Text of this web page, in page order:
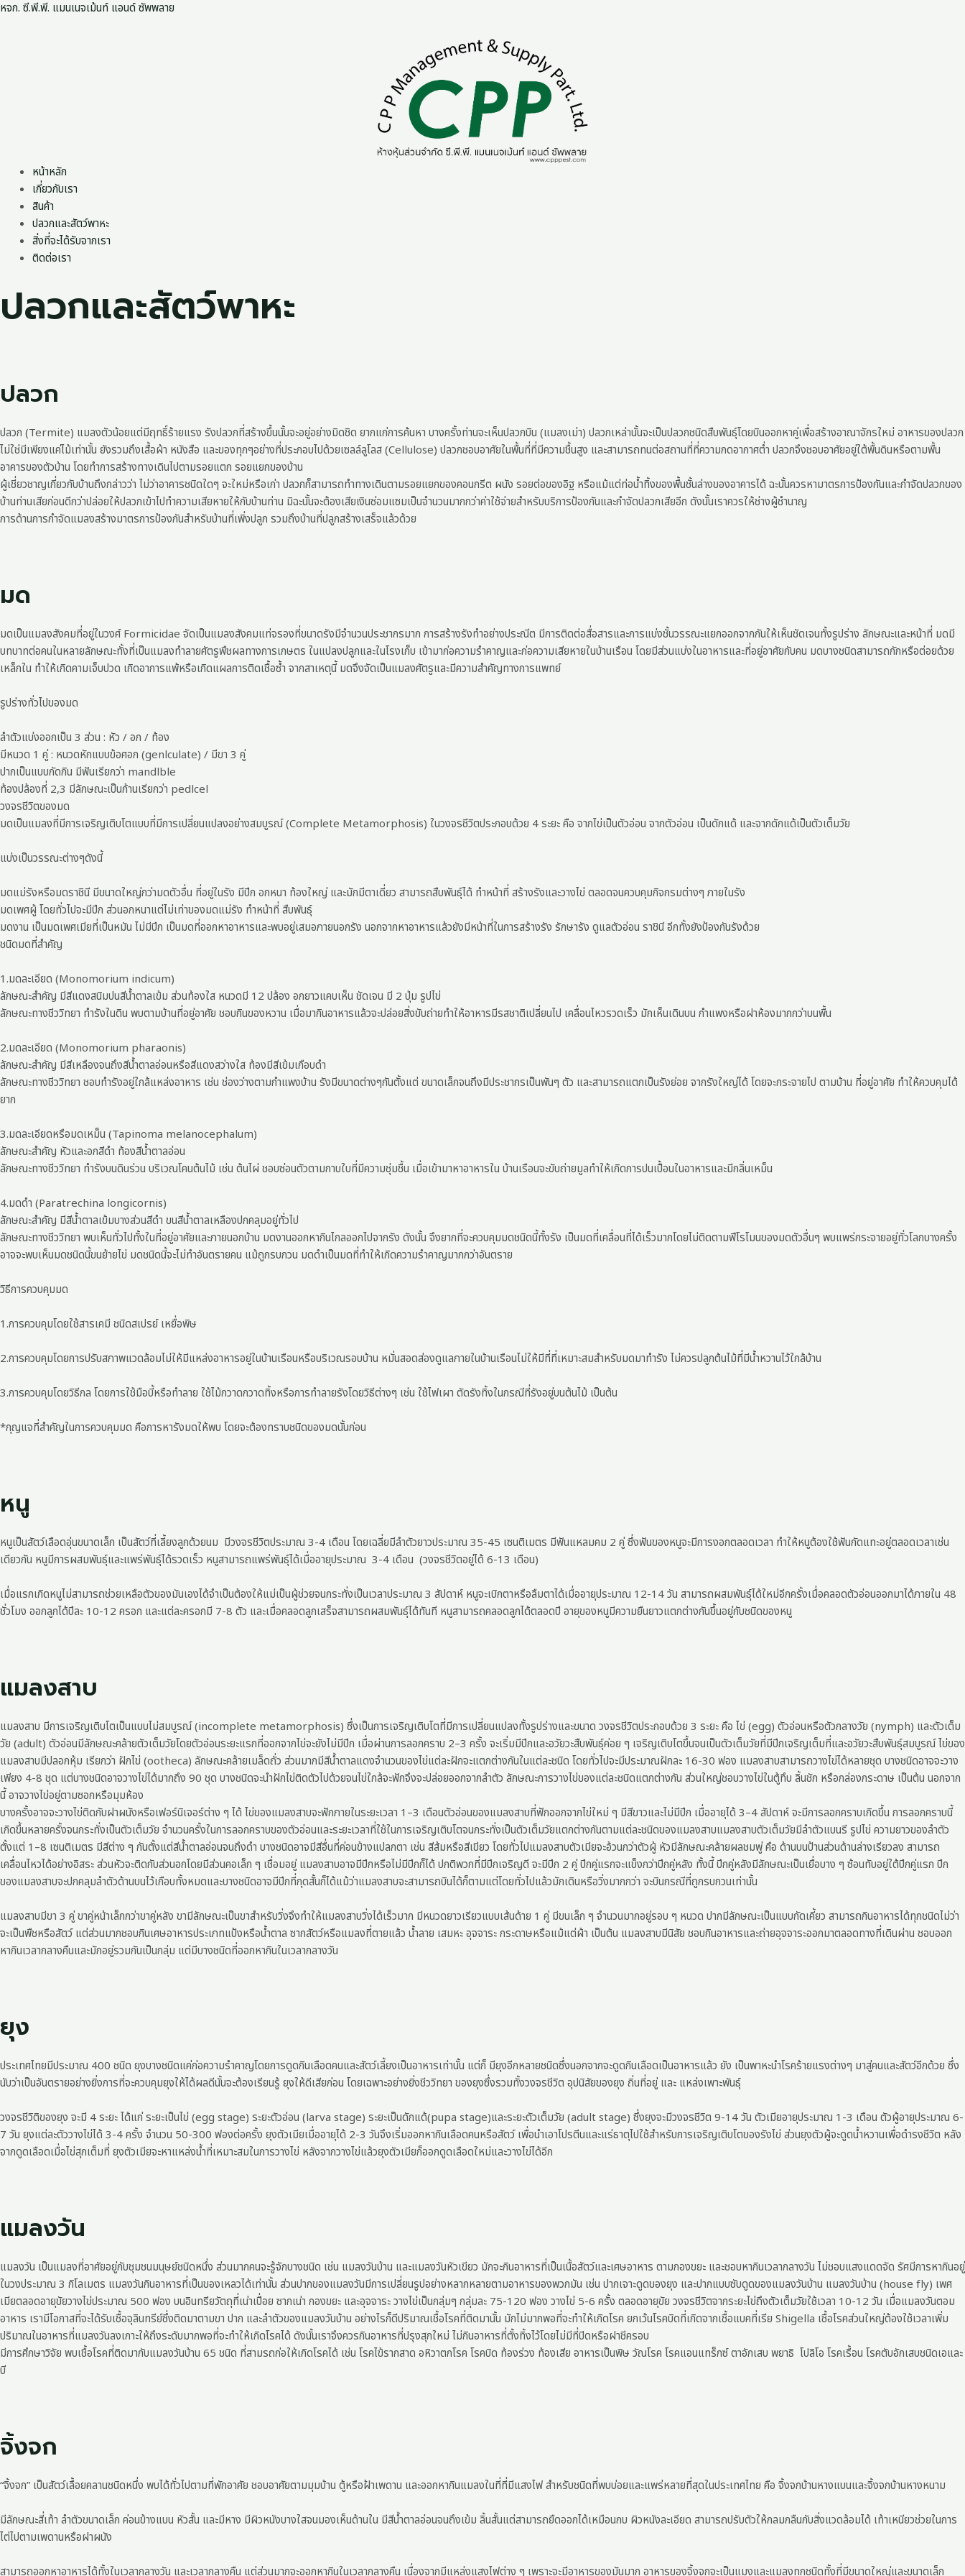
Skip
หจก. ซี.พี.พี. แมนเนจเม้นท์ แอนด์ ซัพพลาย
หน้าหลัก
เกี่ยวกับเรา
สินค้า
ปลวกและสัตว์พาหะ
สิ่งที่จะได้รับจากเรา
ติดต่อเรา
ปลวกและสัตว์พาหะ
ปลวก
ปลวก (Termite) แมลงตัวน้อยแต่มีฤทธิ์ร้ายแรง รังปลวกที่สร้างขึ้นนั้นจะอยู่อย่างมิดชิด ยากแก่การค้นหา บางครั้งท่านจะเห็นปลวกบิน (แมลงเม่า) ปลวกเหล่านั้นจะเป็นปลวกชนิดสืบพันธุ์โดยบินออกหาคู่เพื่อสร้างอาณาจักรใหม่ อาหารของปลวก
ไม่ใช่มีเพียงแค่ไม้เท่านั้น ยังรวมถึงเสื้อผ้า หนังสือ และของทุกๆอย่างที่ประกอบไปด้วยเซลล์ลูโลส (Cellulose) ปลวกชอบอาศัยในพื้นที่ที่มีความชื้นสูง และสามารถทนต่อสถานที่ที่ความกดอากาศต่ำ ปลวกจึงชอบอาศัยอยู่ใต้พื้นดินหรือตามพื้น
อาคารของตัวบ้าน โดยทำการสร้างทางเดินไปตามรอยแตก รอยแยกของบ้าน
ผู้เชี่ยวชาญเกี่ยวกับบ้านถึงกล่าวว่า ไม่ว่าอาคารชนิดใดๆ จะใหม่หรือเก่า ปลวกก็สามารถทำทางเดินตามรอยแยกของคอนกรีต ผนัง รอยต่อของอิฐ หรือแม้แต่ท่อน้ำทิ้งของพื้นชั้นล่างของอาคารได้ ฉะนั้นควรหามาตรการป้องกันและกำจัดปลวกของ
บ้านท่านเสียก่อนดีกว่าปล่อยให้ปลวกเข้าไปทำความเสียหายให้กับบ้านท่าน มิฉะนั้นจะต้องเสียเงินซ่อมแซมเป็นจำนวนมากกว่าค่าใช้จ่ายสำหรับบริการป้องกันและกำจัดปลวกเสียอีก ดังนั้นเราควรให้ช่างผู้ชำนาญ
การด้านการกำจัดแมลงสร้างมาตรการป้องกันสำหรับบ้านที่เพิ่งปลูก รวมถึงบ้านที่ปลูกสร้างเสร็จแล้วด้วย
มด
มดเป็นแมลงสังคมที่อยู่ในวงศ์ Formicidae จัดเป็นแมลงสังคมแท่จรองที่ขนาดรังมีจำนวนประชากรมาก การสร้างรังทำอย่างประณีต มีการติดต่อสื่อสารและการแบ่งชั้นวรรณะแยกออกจากกันให้เห็นชัดเจนทั้งรูปร่าง ลักษณะและหน้าที่ มดมี
บทบาทต่อคนในหลายลักษณะทั้งที่เป็นแมลงทำลายศัตรูพืชผลทางการเกษตร ในแปลงปลูกและในโรงเก็บ เข้ามาก่อความรำคาญและก่อความเสียหายในบ้านเรือน โดยมีส่วนแบ่งในอาหารและที่อยู่อาศัยกับคน มดบางชนิดสามารถกักหรือต่อยด้วย
เหล็กใน ทำให้เกิดคามเจ็บปวด เกิดอาการแพ้หรือเกิดแผลการติดเชื้อซ้ำ จากสาเหตุนี้ มดจึงจัดเป็นแมลงศัตรูและมีความสำคัญทางการแพทย์
รูปร่างทั่วไปของมด
ลำตัวแบ่งออกเป็น 3 ส่วน : หัว / อก / ท้อง
มีหนวด 1 คู่ : หนวดหักแบบข้อศอก (genlculate) / มีขา 3 คู่
ปากเป็นแบบกัดกิน มีฟันเรียกว่า mandlble
ท้องปล้องที่ 2,3 มีลักษณะเป็นก้านเรียกว่า pedlcel
วงจรชีวิตของมด
มดเป็นแมลงที่มีการเจริญเติบโตแบบที่มีการเปลี่ยนแปลงอย่างสมบูรณ์ (Complete Metamorphosis) ในวงจรชีวิตประกอบด้วย 4 ระยะ คือ จากไข่เป็นตัวอ่อน จากตัวอ่อน เป็นดักแด้ และจากดักแด้เป็นตัวเต็มวัย
แบ่งเป็นวรรณะต่างๆดังนี้
มดแม่รังหรือมดราชินี มีขนาดใหญ่กว่ามดตัวอื่น ที่อยู่ในรัง มีปีก อกหนา ท้องใหญ่ และมักมีตาเดี่ยว สามารถสืบพันธุ์ได้ ทำหน้าที่ สร้างรังและวางไข่ ตลอดจนควบคุมกิจกรมต่างๆ ภายในรัง
มดเพศผู้ โดยทั่วไปจะมีปีก ส่วนอกหนาแต่ไม่เท่าของมดแม่รัง ทำหน้าที่ สืบพันธุ์
มดงาน เป็นมดเพศเมียที่เป็นหมัน ไม่มีปีก เป็นมดที่ออกหาอาหารและพบอยู่เสมอภายนอกรัง นอกจากหาอาหารแล้วยังมีหน้าที่ในการสร้างรัง รักษารัง ดูแลตัวอ่อน ราชินี อีกทั้งยังป้องกันรังด้วย
ชนิดมดที่สำคัญ
1.มดละเอียด (Monomorium indicum)
ลักษณะสำคัญ มีสีแดงสนิมปนสีน้ำตาลเข้ม ส่วนท้องใส หนวดมี 12 ปล้อง อกยาวแคบเห็น ชัดเจน มี 2 ปุ่ม รูปไข่
ลักษณะทางชีววิทยา ทำรังในดิน พบตามบ้านที่อยู่อาศัย ชอบกินของหวาน เมื่อมากินอาหารแล้วจะปล่อยสิ่งขับถ่ายทำให้อาหารมีรสชาติเปลี่ยนไป เคลื่อนไหวรวดเร็ว มักเห็นเดินบน กำแพงหรือฝาห้องมากกว่าบนพื้น
2.มดละเอียด (Monomorium pharaonis)
ลักษณะสำคัญ มีสีเหลืองจนถึงสีน้ำตาลอ่อนหรือสีแดงสว่างใส ท้องมีสีเข้มเกือบดำ
ลักษณะทางชีววิทยา ชอบทำรังอยู่ใกล้แหล่งอาหาร เช่น ช่องว่างตามกำแพงบ้าน รังมีขนาดต่างๆกันตั้งแต่ ขนาดเล็กจนถึงมีประชากรเป็นพันๆ ตัว และสามารถแตกเป็นรังย่อย จากรังใหญ่ได้ โดยจะกระจายไป ตามบ้าน ที่อยู่อาศัย ทำให้ควบคุมได้
ยาก
3.มดละเอียดหรือมดเหม็น (Tapinoma melanocephalum)
ลักษณะสำคัญ หัวและอกสีดำ ท้องสีน้ำตาลอ่อน
ลักษณะทางชีววิทยา ทำรังบนดินร่วน บริเวณโคนต้นไม้ เช่น ต้นไผ่ ชอบซ่อนตัวตามกาบใบที่มีความชุ่มชื้น เมื่อเข้ามาหาอาหารใน บ้านเรือนจะขับถ่ายมูลทำให้เกิดการปนเปื้อนในอาหารและมีกลิ่นเหม็น
4.มดดำ (Paratrechina longicornis)
ลักษณะสำคัญ มีสีน้ำตาลเข้มบางส่วนสีดำ ขนสีน้ำตาลเหลืองปกคลุมอยู่ทั่วไป
ลักษณะทางชีววิทยา พบเห็นทั่วไปทั้งในที่อยู่อาศัยและภายนอกบ้าน มดงานออกหากินไกลออกไปจากรัง ดังนั้น จึงยากที่จะควบคุมมดชนิดนี้ทั้งรัง เป็นมดที่เคลื่อนที่ได้เร็วมากโดยไม่ติดตามฟีโรโมนของมดตัวอื่นๆ พบแพร่กระจายอยู่ทั่วโลกบางครั้ง
อาจจะพบเห็นมดชนิดนี้ขนย้ายไข่ มดชนิดนี้จะไม่ทำอันตรายคน แม้ถูกรบกวน มดดำเป็นมดที่ทำให้เกิดความรำคาญมากกว่าอันตราย
วิธีการควบคุมมด
1.การควบคุมโดยใช้สารเคมี ชนิดสเปรย์ เหยื่อพิษ
2.การควบคุมโดยการปรับสภาพแวดล้อมไม่ให้มีแหล่งอาหารอยู่ในบ้านเรือนหรือบริเวณรอบบ้าน หมั่นสอดส่องดูแลภายในบ้านเรือนไม่ให้มีที่ที่เหมาะสมสำหรับมดมาทำรัง ไม่ควรปลูกต้นไม้ที่มีน้ำหวานไว้ใกล้บ้าน
3.การควบคุมโดยวิธีกล โดยการใช้มือบี้หรือทำลาย ใช้ไม้กวาดกวาดทิ้งหรือการทำลายรังโดยวิธีต่างๆ เช่น ใช้ไฟเผา ตัดรังทิ้งในกรณีที่รังอยู่บนต้นไม้ เป็นต้น
*กุญแจที่สำคัญในการควบคุมมด คือการหารังมดให้พบ โดยจะต้องทราบชนิดของมดนั้นก่อน
หนู
หนูเป็นสัตว์เลือดอุ่นขนาดเล็ก เป็นสัตว์ที่เลี้ยงลูกด้วยนม มีวงจรชีวิตประมาณ 3-4 เดือน โดยเฉลี่ยมีลำตัวยาวประมาณ 35-45 เซนติเมตร มีฟันแหลมคม 2 คู่ ซึ่งฟันของหนูจะมีการงอกตลอดเวลา ทำให้หนูต้องใช้ฟันกัดแทะอยู่ตลอดเวลาเช่น
เดียวกัน หนูมีการผสมพันธุ์และแพร่พันธุ์ได้รวดเร็ว หนูสามารถแพร่พันธุ์ได้เมื่ออายุประมาณ 3-4 เดือน (วงจรชีวิตอยู่ได้ 6-13 เดือน)
เมื่อแรกเกิดหนูไม่สามารถช่วยเหลือตัวของมันเองได้จำเป็นต้องให้แม่เป็นผู้ช่วยจนกระทั่งเป็นเวลาประมาณ 3 สัปดาห์ หนูจะเบิกตาหรือลืมตาได้เมื่ออายุประมาณ 12-14 วัน สามารถผสมพันธุ์ได้ใหม่อีกครั้งเมื่อคลอดตัวอ่อนออกมาได้ภายใน 48
ชั่วโมง ออกลูกได้ปีละ 10-12 ครอก และแต่ละครอกมี 7-8 ตัว และเมื่อคลอดลูกเสร็จสามารถผสมพันธุ์ได้ทันที หนูสามารถคลอดลูกได้ตลอดปี อายุของหนูมีความยืนยาวแตกต่างกันขึ้นอยู่กับชนิดของหนู
แมลงสาบ
แมลงสาบ มีการเจริญเติบโตเป็นแบบไม่สมบูรณ์ (incomplete metamorphosis) ซึ่งเป็นการเจริญเติบโตที่มีการเปลี่ยนแปลงทั้งรูปร่างและขนาด วงจรชีวิตประกอบด้วย 3 ระยะ คือ ไข่ (egg) ตัวอ่อนหรือตัวกลางวัย (nymph) และตัวเต็ม
วัย (adult) ตัวอ่อนมีลักษณะคล้ายตัวเต็มวัยโดยตัวอ่อนระยะแรกที่ออกจากไข่จะยังไม่มีปีก เมื่อผ่านการลอกคราบ 2–3 ครั้ง จะเริ่มมีปีกและอวัยวะสืบพันธุ์ค่อย ๆ เจริญเติบโตขึ้นจนเป็นตัวเต็มวัยที่มีปีกเจริญเต็มที่และอวัยวะสืบพันธุ์สมบูรณ์ ไข่ของ
แมลงสาบมีปลอกหุ้ม เรียกว่า ฝักไข่ (ootheca) ลักษณะคล้ายเมล็ดถั่ว ส่วนมากมีสีน้ำตาลแดงจำนวนของไข่แต่ละฝักจะแตกต่างกันในแต่ละชนิด โดยทั่วไปจะมีประมาณฝักละ 16-30 ฟอง แมลงสาบสามารถวางไข่ได้หลายชุด บางชนิดอาจจะวาง
เพียง 4-8 ชุด แต่บางชนิดอาจวางไข่ได้มากถึง 90 ชุด บางชนิดจะนำฝักไข่ติดตัวไปด้วยจนไข่ใกล้จะฟักจึงจะปล่อยออกจากลำตัว ลักษณะการวางไข่ของแต่ละชนิดแตกต่างกัน ส่วนใหญ่ชอบวางไข่ในตู้ทึบ ลิ้นชัก หรือกล่องกระดาษ เป็นต้น นอกจาก
นี้ อาจวางไข่อยู่ตามซอกหรือมุมห้อง
บางครั้งอาจจะวางไข่ติดกับฝาผนังหรือเฟอร์นิเจอร์ต่าง ๆ ได้ ไข่ของแมลงสาบจะฟักภายในระยะเวลา 1–3 เดือนตัวอ่อนของแมลงสาบที่ฟักออกจากไข่ใหม่ ๆ มีสีขาวและไม่มีปีก เมื่ออายุได้ 3–4 สัปดาห์ จะมีการลอกคราบเกิดขึ้น การลอกคราบนี้
เกิดขึ้นหลายครั้งจนกระทั่งเป็นตัวเต็มวัย จำนวนครั้งในการลอกคราบของตัวอ่อนและระยะเวลาที่ใช้ในการเจริญเติบโตจนกระทั่งเป็นตัวเต็มวัยแตกต่างกันตามแต่ละชนิดของแมลงสาบแมลงสาบตัวเต็มวัยมีลำตัวแบนรี รูปไข่ ความยาวของลำตัว
ตั้งแต่ 1–8 เซนติเมตร มีสีต่าง ๆ กันตั้งแต่สีน้ำตาลอ่อนจนถึงดำ บางชนิดอาจมีสีอื่นที่ค่อนข้างแปลกตา เช่น สีส้มหรือสีเขียว โดยทั่วไปแมลงสาบตัวเมียจะอ้วนกว่าตัวผู้ หัวมีลักษณะคล้ายผลชมพู่ คือ ด้านบนป้านส่วนด้านล่างเรียวลง สามารถ
เคลื่อนไหวได้อย่างอิสระ ส่วนหัวจะติดกับส่วนอกโดยมีส่วนคอเล็ก ๆ เชื่อมอยู่ แมลงสาบอาจมีปีกหรือไม่มีปีกก็ได้ ปกติพวกที่มีปีกเจริญดี จะมีปีก 2 คู่ ปีกคู่แรกจะแข็งกว่าปีกคู่หลัง ทั้งนี้ ปีกคู่หลังมีลักษณะเป็นเยื่อบาง ๆ ซ้อนทับอยู่ใต้ปีกคู่แรก ปีก
ของแมลงสาบจะปกคลุมลำตัวด้านบนไว้เกือบทั้งหมดและบางชนิดอาจมีปีกที่กุดสั้นก็ได้แม้ว่าแมลงสาบจะสามารถบินได้ก็ตามแต่โดยทั่วไปแล้วมักเดินหรือวิ่งมากกว่า จะบินกรณีที่ถูกรบกวนเท่านั้น
แมลงสาบมีขา 3 คู่ ขาคู่หน้าเล็กกว่าขาคู่หลัง ขามีลักษณะเป็นขาสำหรับวิ่งจึงทำให้แมลงสาบวิ่งได้เร็วมาก มีหนวดยาวเรียวแบบเส้นด้าย 1 คู่ มีขนเล็ก ๆ จำนวนมากอยู่รอบ ๆ หนวด ปากมีลักษณะเป็นแบบกัดเคี้ยว สามารถกินอาหารได้ทุกชนิดไม่ว่า
จะเป็นพืชหรือสัตว์ แต่ส่วนมากชอบกินเศษอาหารประเภทแป้งหรือน้ำตาล ซากสัตว์หรือแมลงที่ตายแล้ว น้ำลาย เสมหะ อุจจาระ กระดาษหรือแม้แต่ผ้า เป็นต้น แมลงสาบมีนิสัย ชอบกินอาหารและถ่ายอุจจาระออกมาตลอดทางที่เดินผ่าน ชอบออก
หากินเวลากลางคืนและมักอยู่รวมกันเป็นกลุ่ม แต่มีบางชนิดที่ออกหากินในเวลากลางวัน
ยุง
ประเทศไทยมีประมาณ 400 ชนิด ยุงบางชนิดแค่ก่อความรำคาญโดยการดูดกินเลือดคนและสัตว์เลี้ยงเป็นอาหารเท่านั้น แต่ก็ มียุงอีกหลายชนิดซึ่งนอกจากจะดูดกินเลือดเป็นอาหารแล้ว ยัง เป็นพาหะนำโรคร้ายแรงต่างๆ มาสู่คนและสัตว์อีกด้วย ซึ่ง
นับว่าเป็นอันตรายอย่างยิ่งการที่จะควบคุมยุงให้ได้ผลดีนั้นจะต้องเรียนรู้ ยุงให้ดีเสียก่อน โดยเฉพาะอย่างยิ่งชีววิทยา ของยุงซึ่งรวมทั้งวงจรชีวิต อุปนิสัยของยุง ถิ่นที่อยู่ และ แหล่งเพาะพันธุ์
วงจรชีวิติของยุง จะมี 4 ระยะ ได้แก่ ระยะเป็นไข่ (egg stage) ระยะตัวอ่อน (larva stage) ระยะเป็นดักแด้(pupa stage)และระยะตัวเต็มวัย (adult stage) ซึ่งยุงจะมีวงจรชีวิต 9-14 วัน ตัวเมียอายุประมาณ 1-3 เดือน ตัวผู้อายุประมาณ 6-
7 วัน ยุงแต่ละตัววางไข่ได้ 3-4 ครั้ง จำนวน 50-300 ฟองต่อครั้ง ยุงตัวเมียเมื่ออายุได้ 2-3 วันจึงเริ่มออกหากินเลือดคนหรือสัตว์ เพื่อนำเอาโปรตีนและแร่ธาตุไปใช้สำหรับการเจริญเติบโตของรังไข่ ส่วนยุงตัวผู้จะดูดน้ำหวานเพื่อดำรงชีวิต หลัง
จากดูดเลือดเมื่อไข่สุกเต็มที่ ยุงตัวเมียจะหาแหล่งน้ำที่เหมาะสมในการวางไข่ หลังจากวางไข่แล้วยุงตัวเมียก็ออกดูดเลือดใหม่และวางไข่ได้อีก
แมลงวัน
แมลงวัน เป็นแมลงที่อาศัยอยู่กับชุมชนมนุษย์ชนิดหนึ่ง ส่วนมากคนจะรู้จักบางชนิด เช่น แมลงวันบ้าน และแมลงวันหัวเขียว มักจะกินอาหารที่เป็นเนื้อสัตว์และเศษอาหาร ตามกองขยะ และชอบหากินเวลากลางวัน ไม่ชอบแสงแดดจัด รัศมีการหากินอยู่
ในวงประมาณ 3 กิโลเมตร แมลงวันกินอาหารที่เป็นของเหลวได้เท่านั้น ส่วนปากของแมลงวันมีการเปลี่ยนรูปอย่างหลากหลายตามอาหารของพวกมัน เช่น ปากเจาะดูดของยุง และปากแบบซับดูดของแมลงวันบ้าน แมลงวันบ้าน (house fly) เพศ
เมียตลอดอายุขัยวางไข่ประมาณ 500 ฟอง บนอินทรียวัตถุที่เน่าเปื่อย ซากเน่า กองขยะ และอุจจาระ วางไข่เป็นกลุ่มๆ กลุ่มละ 75-120 ฟอง วางไข่ 5-6 ครั้ง ตลอดอายุขัย วงจรชีวิตจากระยะไข่ถึงตัวเต็มวัยใช้เวลา 10-12 วัน เมื่อแมลงวันตอม
อาหาร เรามีโอกาสที่จะได้รับเชื้อจุลินทรีย์ซึ่งติดมาตามขา ปาก และลำตัวของแมลงวันบ้าน อย่างไรก็ดีปริมาณเชื้อโรคที่ติดมานั้น มักไม่มากพอที่จะทำให้เกิดโรค ยกเว้นโรคบิดที่เกิดจากเชื้อแบคที่เรีย Shigella เชื้อโรคส่วนใหญ่ต้องใช้เวลาเพิ่ม
ปริมาณในอาหารที่แมลงวันลงเกาะให้ถึงระดับมากพอที่จะทำให้เกิดโรคได้ ดังนั้นเราจึงควรกินอาหารที่ปรุงสุกใหม่ ไม่กินอาหารที่ตั้งทิ้งไว้โดยไม่มีที่ปิดหรือฝาชีครอบ
มีการศึกษาวิจัย พบเชื้อโรคที่ติดมากับแมลงวันบ้าน 65 ชนิด ที่สามรถก่อให้เกิดโรคได้ เช่น โรคไข้รากสาด อหิวาตกโรค โรคบิด ท้องร่วง ท้องเสีย อาหารเป็นพิษ วัณโรค โรคแอนแทร็กซ์ ตาอักเสบ พยาธิ โปลิโอ โรคเรื้อน โรคตับอักเสบชนิดเอและ
บี
จิ้งจก
“จิ้งจก” เป็นสัตว์เลื้อยคลานชนิดหนึ่ง พบได้ทั่วไปตามที่พักอาศัย ชอบอาศัยตามมุมบ้าน ตู้หรือฝ้าเพดาน และออกหากินแมลงในที่ที่มีแสงไฟ สำหรับชนิดที่พบบ่อยและแพร่หลายที่สุดในประเทศไทย คือ จิ้งจกบ้านหางแบนและจิ้งจกบ้านหางหนาม
มีลักษณะสี่เท้า ลำตัวขนาดเล็ก ค่อนข้างแบน หัวสั้น และมีหาง มีผิวหนังบางใสจนมองเห็นด้านใน มีสีน้ำตาลอ่อนจนถึงเข้ม ลิ้นสั้นแต่สามารถยืดออกได้เหมือนกบ ผิวหนังละเอียด สามารถปรับตัวให้กลมกลืนกับสิ่งแวดล้อมได้ เท้าเหนียวช่วยในการ
ไต่ไปตามเพดานหรือฝาผนัง
สามารถออกหาอาหารได้ทั้งในเวลากลางวัน และเวลากลางคืน แต่ส่วนมากจะออกหากินในเวลากลางคืน เนื่องจากมีแหล่งแสงไฟต่าง ๆ เพราะจะมีอาหารของมันมาก อาหารของจิ้งจกจะเป็นแมงและแมลงทุกชนิดทั้งที่มีขนาดใหญ่และขนาดเล็ก